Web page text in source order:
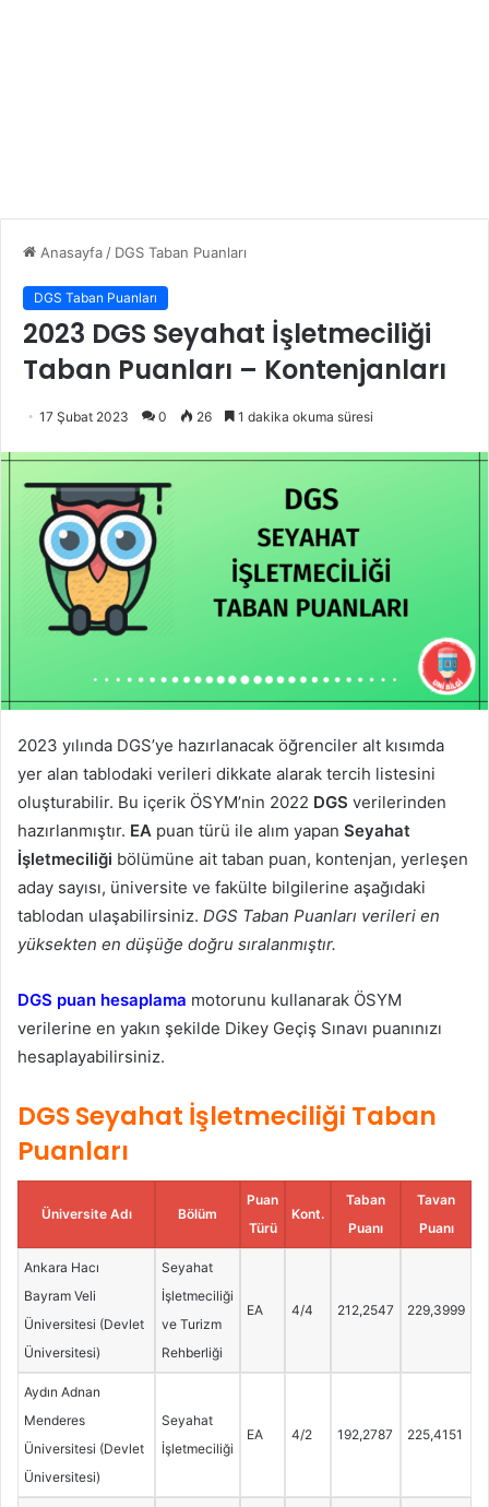
Anasayfa / DGS Taban Puanları
DGS Taban Puanları
2023 DGS Seyahat İşletmeciliği
Taban Puanları – Kontenjanları
17 Şubat 2023 0 26 1 dakika okuma süresi
2023 yılında DGS’ye hazırlanacak öğrenciler alt kısımda
yer alan tablodaki verileri dikkate alarak tercih listesini
oluşturabilir. Bu içerik ÖSYM’nin 2022 DGS verilerinden
hazırlanmıştır. EA puan türü ile alım yapan Seyahat
İşletmeciliği bölümüne ait taban puan, kontenjan, yerleşen
aday sayısı, üniversite ve fakülte bilgilerine aşağıdaki
tablodan ulaşabilirsiniz. DGS Taban Puanları verileri en
yüksekten en düşüğe doğru sıralanmıştır.
DGS puan hesaplama motorunu kullanarak ÖSYM
verilerine en yakın şekilde Dikey Geçiş Sınavı puanınızı
hesaplayabilirsiniz.
DGS Seyahat İşletmeciliği Taban
Puanları
Üniversite Adı Bölüm
Puan
Türü
Kont.
Taban
Puanı
Tavan
Puanı
Ankara Hacı
Bayram Veli
Üniversitesi (Devlet
Üniversitesi)
Seyahat
İşletmeciliği
ve Turizm
Rehberliği
EA 4/4 212,2547 229,3999
Aydın Adnan
Menderes
Üniversitesi (Devlet
Üniversitesi)
Seyahat
İşletmeciliği
EA 4/2 192,2787 225,4151